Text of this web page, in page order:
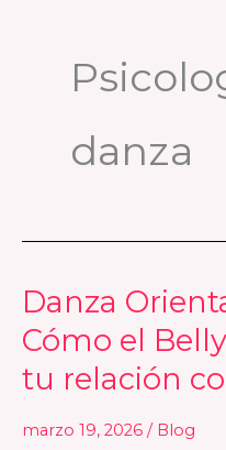
danza
Danza
Cómo el
tu relación
marzo 19, 2026 / Blog
Danza
Oriental
y
Autoestima: